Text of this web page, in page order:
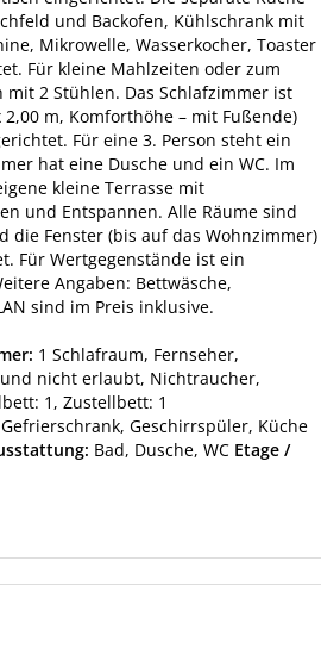
und Backofen, Kühlschrank mit
Mikrowelle, Wasserkocher, Toaster
Für kleine Mahlzeiten oder zum
2 Stühlen. Das Schlafzimmer ist
m, Komforthöhe – mit Fußende)
Für eine 3. Person steht ein
hat eine Dusche und ein WC. Im
kleine Terrasse mit
und Entspannen. Alle Räume sind
die Fenster (bis auf das Wohnzimmer)
Für Wertgegenstände ist ein
Angaben: Bettwäsche,
sind im Preis inklusive.
1 Schlafraum, Fernseher,
nicht erlaubt, Nichtraucher,
1, Zustellbett: 1
Geschirrspüler, Küche
Bad, Dusche, WC Etage /